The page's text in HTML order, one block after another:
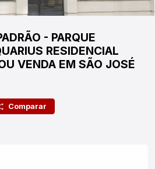
- PARQUE
RESIDENCIAL
VENDA EM SÃO JOSÉ
Comparar